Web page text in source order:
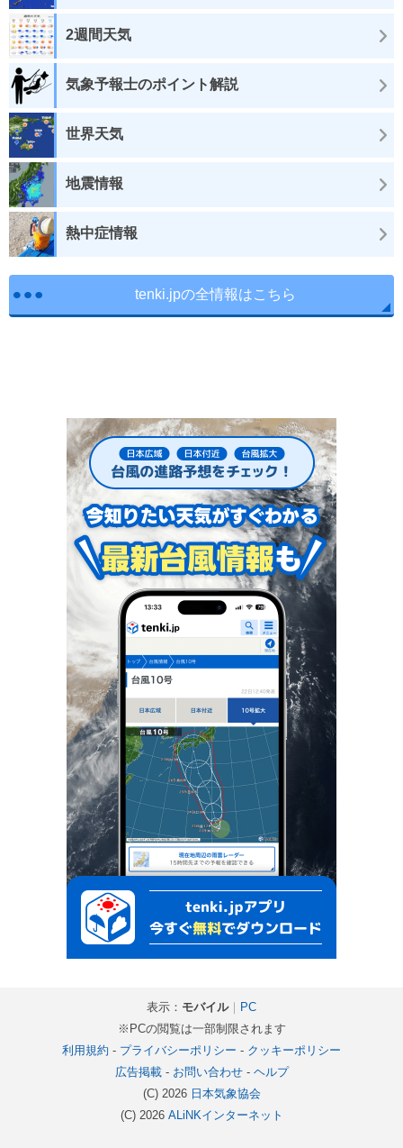
2週間天気
気象予報士のポイント解説
世界天気
地震情報
熱中症情報
tenki.jpの全情報はこちら
表示： モバイル｜
PC
※PCの閲覧は一部制限されます
利用規約 - プライバシーポリシー - クッキーポリシー
広告掲載- お問い合わせ- ヘルプ
(C) 2026 日本気象協会
(C) 2026 ALiNKインターネット